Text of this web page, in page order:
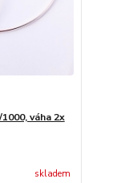
váha 2x
skladem